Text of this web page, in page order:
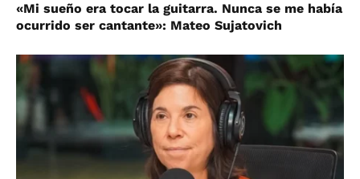
«Mi sueño era tocar la guitarra. Nunca se me había
ocurrido ser cantante»: Mateo Sujatovich